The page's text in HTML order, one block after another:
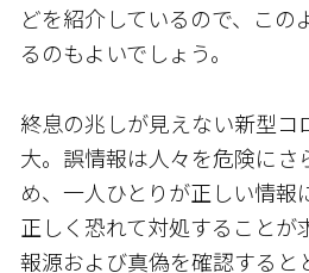
どを紹介しているので、この
るのもよいでしょう。
終息の兆しが見えない新型コ
大。誤情報は人々を危険にさ
め、一人ひとりが正しい情報
正しく恐れて対処することが
報源および真偽を確認すると